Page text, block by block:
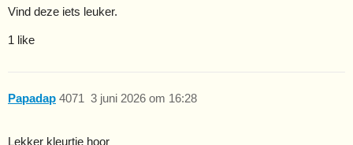
Vind deze iets leuker.
1 like
Papadap 3 juni 2026 om 16:28
4071
Lekker kleurtje hoor